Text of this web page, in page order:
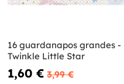
16 guardanapos grandes -
Twinkle Little Star
1,60 € 3,99 €